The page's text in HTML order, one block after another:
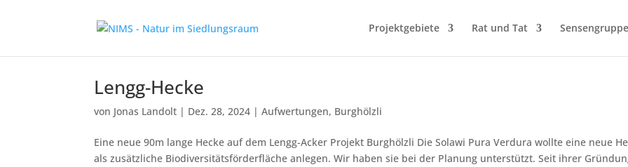
Projektgebiete Rat und Tat Sensengruppe
Lengg-Hecke
von Jonas Landolt | Dez. 28, 2024 |Aufwertungen, Burghölzli
Eine neue 90m lange Hecke auf dem Lengg-Acker Projekt Burghölzli Die Solawi Pura Verdura wollte eine neue
als zusätzliche Biodiversitätsförderfläche anlegen. Wir haben sie bei der Planung unterstützt. Seit ihrer